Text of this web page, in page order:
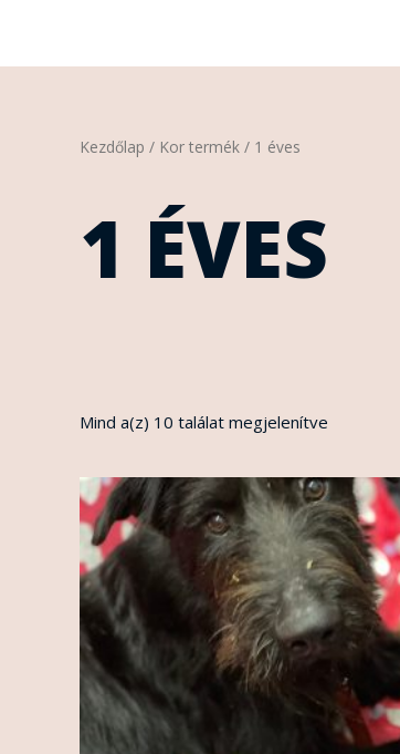
content
Kezdőlap / Kor termék / 1 éves
1 ÉVES
Mind a(z) 10 találat megjelenítve